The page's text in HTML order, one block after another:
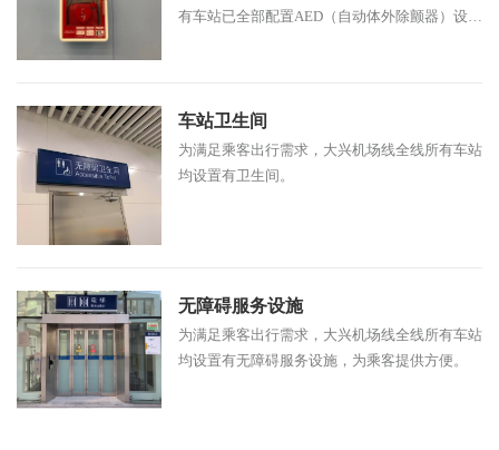
有车站已全部配置AED（自动体外除颤器）设
车站卫生间
为满足乘客出行需求，大兴机场线全线所有车站
均设置有卫生间。
无障碍服务设施
为满足乘客出行需求，大兴机场线全线所有车站
均设置有无障碍服务设施，为乘客提供方便。